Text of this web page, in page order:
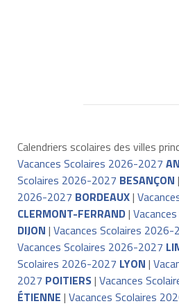
Calendriers scolaires des villes
Vacances Scolaires 2026-2027
Scolaires 2026-2027 BESANÇON |
2026-2027 BORDEAUX|
CLERMONT-FERRAND|
DIJON | Vacances Scolaires 2026-
Vacances Scolaires 2026-2027
Scolaires 2026-2027 LYON |
2027 POITIERS| Vacances
ÉTIENNE | Vacances Scolaires